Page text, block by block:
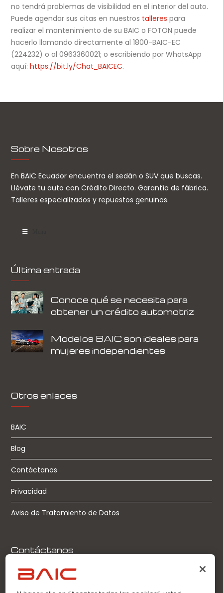
no tendrá problemas de visibilidad en el interior del auto.
Puede agendar sus citas en nuestros talleres para
realizar el mantenimiento de su BAIC o FOTON puede
hacerlo llamando directamente al 1800-BAIC-EC
(224232) o al 0963360021; o escribiendo por WhatsApp
aquí:https://bit.ly/Chat_BAICEC.
Sobre Nosotros
En BAIC Ecuador encuentra el sedán o SUV que buscas.
Llévate tu auto con Crédito Directo. Garantía de fábrica.
Talleres especializados y repuestos genuinos.
Última entrada
Conoce qué se necesita para
obtener un crédito automotriz
Modelos BAIC son ideales para
mujeres independientes
Otros enlaces
BAIC
Blog
Contáctanos
Privacidad
Aviso de Tratamiento de Datos
Contáctanos
Llamadas: